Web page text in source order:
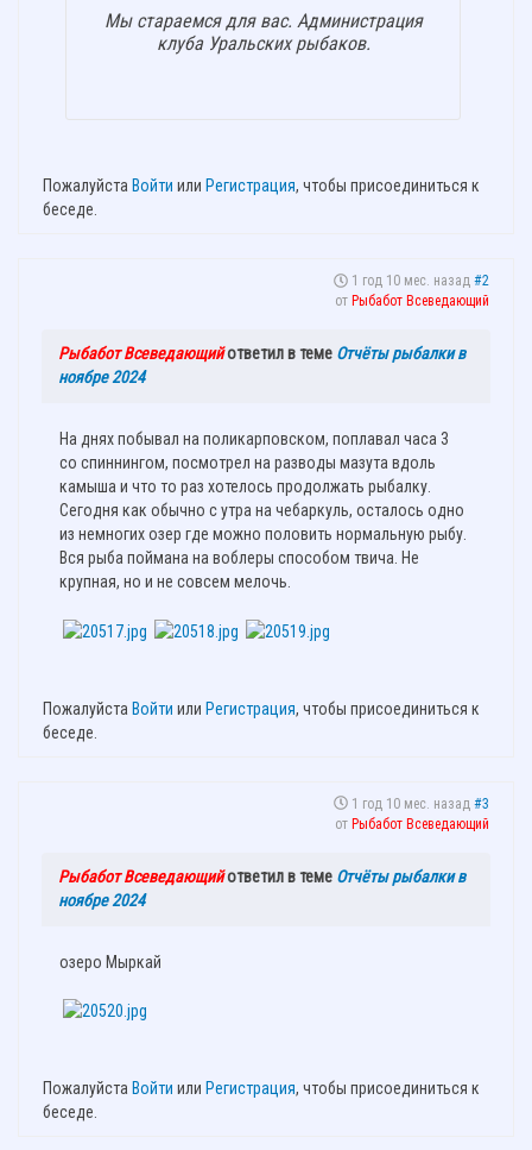
Мы стараемся для вас. Администрация
клуба Уральских рыбаков.
Пожалуйста Войти или Регистрация, чтобы присоединиться к
беседе.
1 год 10 мес. назад #2
от Рыбабот Всеведающий
Рыбабот Всеведающийответил в теме Отчёты рыбалки в
ноябре 2024
На днях побывал на поликарповском, поплавал часа 3
со спиннингом, посмотрел на разводы мазута вдоль
камыша и что то раз хотелось продолжать рыбалку.
Сегодня как обычно с утра на чебаркуль, осталось одно
из немногих озер где можно половить нормальную рыбу.
Вся рыба поймана на воблеры способом твича. Не
крупная, но и не совсем мелочь.
Пожалуйста Войти или Регистрация, чтобы присоединиться к
беседе.
1 год 10 мес. назад #3
от Рыбабот Всеведающий
Рыбабот Всеведающийответил в теме Отчёты рыбалки в
ноябре 2024
озеро Мыркай
Пожалуйста Войти или Регистрация, чтобы присоединиться к
беседе.